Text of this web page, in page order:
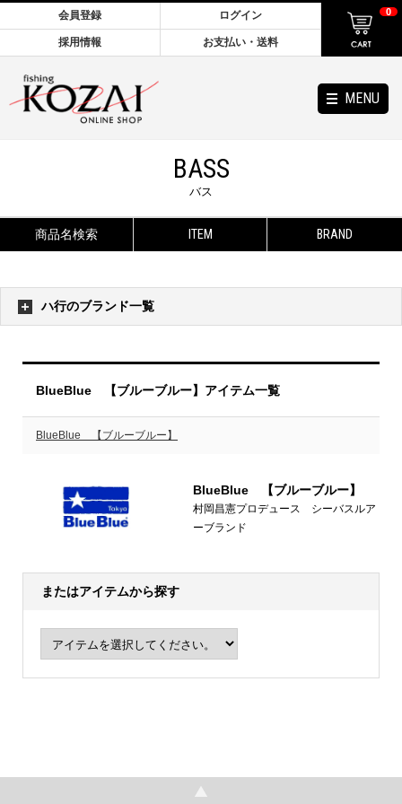
MENU
会員登録 ログイン
採用情報 お支払い・送料
0
BASS
バス
商品名検索 ITEM BRAND
ハ行のブランド一覧
BlueBlue 【ブルーブルー】アイテム一覧
BlueBlue 【ブルーブルー】
BlueBlue 【ブルーブルー】
村岡昌憲プロデュース シーバスルア
ーブランド
またはアイテムから探す